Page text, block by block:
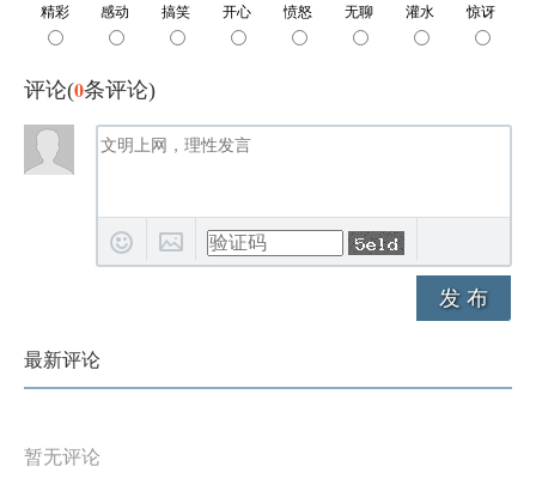
评论(0条评论)
发 布
最新评论
暂无评论